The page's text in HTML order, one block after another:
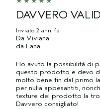
DAVVERO
Inviato 2 anni fa
Da Viviana
da Lana
Ho avuto la possibilità di
questo prodotto e devo
molto bene fin dal primo
per nulla appesantiti,
texture del prodotto la
Davvero consigliato!